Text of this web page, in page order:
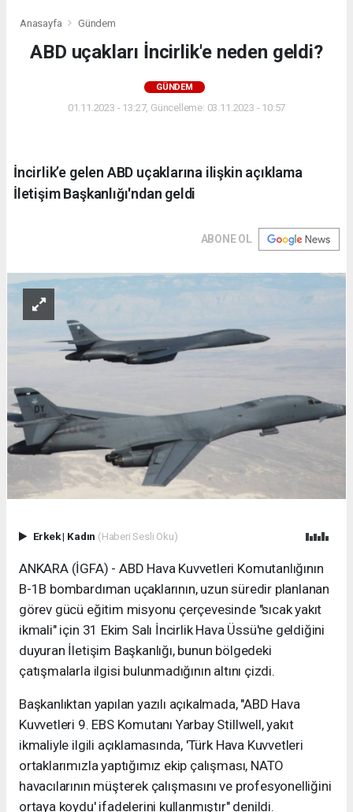
Anasayfa Gündem
ABD uçakları İncirlik'e neden geldi?
GÜNDEM
01.11.2023 - 13:27, Güncelleme: 03.11.2023 - 10:57
İncirlik’e gelen ABD uçaklarına ilişkin açıklama
İletişim Başkanlığı'ndan geldi
ABONE OL
Erkek| Kadın (Haberi Sesli Oku)
ANKARA (İGFA) - ABD Hava Kuvvetleri Komutanlığının
B-1B bombardıman uçaklarının, uzun süredir planlanan
görev gücü eğitim misyonu çerçevesinde "sıcak yakıt
ikmali" için 31 Ekim Salı İncirlik Hava Üssü'ne geldiğini
duyuran İletişim Başkanlığı, bunun bölgedeki
çatışmalarla ilgisi bulunmadığının altını çizdi.
Başkanlıktan yapılan yazılı açıkalmada, "ABD Hava
Kuvvetleri 9. EBS Komutanı Yarbay Stillwell, yakıt
ikmaliyle ilgili açıklamasında, 'Türk Hava Kuvvetleri
ortaklarımızla yaptığımız ekip çalışması, NATO
havacılarının müşterek çalışmasını ve profesyonelliğini
ortaya koydu' ifadelerini kullanmıştır" denildi.